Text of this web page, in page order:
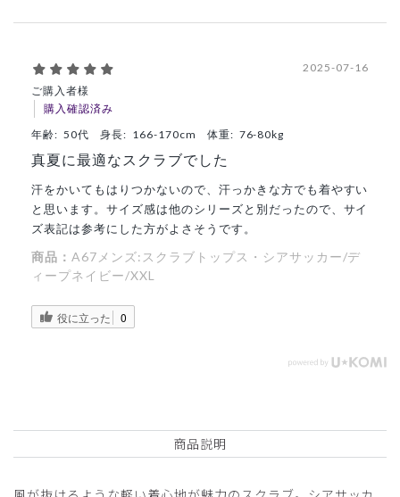
ご購入者様
購入確認済み
2025-07-16
年齢: 50代 身長: 166-170cm 体重: 76-80kg
真夏に最適なスクラブでした
汗をかいてもはりつかないので、汗っかきな方でも着やすい
と思います。サイズ感は他のシリーズと別だったので、サイ
ズ表記は参考にした方がよさそうです。
商品： A67メンズ:スクラブトップス・シアサッカー/デ
ィープネイビー/XXL
役に立った 0
商品説明